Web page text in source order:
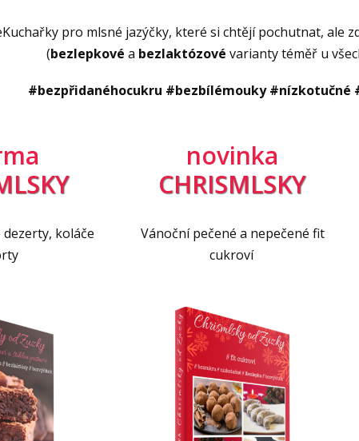
tvoříme karbanátky, které opékáme na pánvi
grilujeme cca 3-5 minut z každé strany. Obracíme až
kyselou okurkou.
NA KAŽDÝ DEN
další moje zdravé receptyna snídaně (nebo i svačiny,
všechny najdete ve
FIT jídelníčku, který si můžete
recepty jsem připravila i v bezmasé
Více informací o FIT jídelníčku najdete>> tady <<
pro mlsné jazýčky, které si chtějí pochutnat, ale
(bezlepkové a bezlaktózové varianty téměř u
#bezpřidanéhocukru #bezbílémouky #nízkotučné
dezerty, koláče
novinka
CHRISMLSKY
Vánoční pečené a nepečené fit
cukroví